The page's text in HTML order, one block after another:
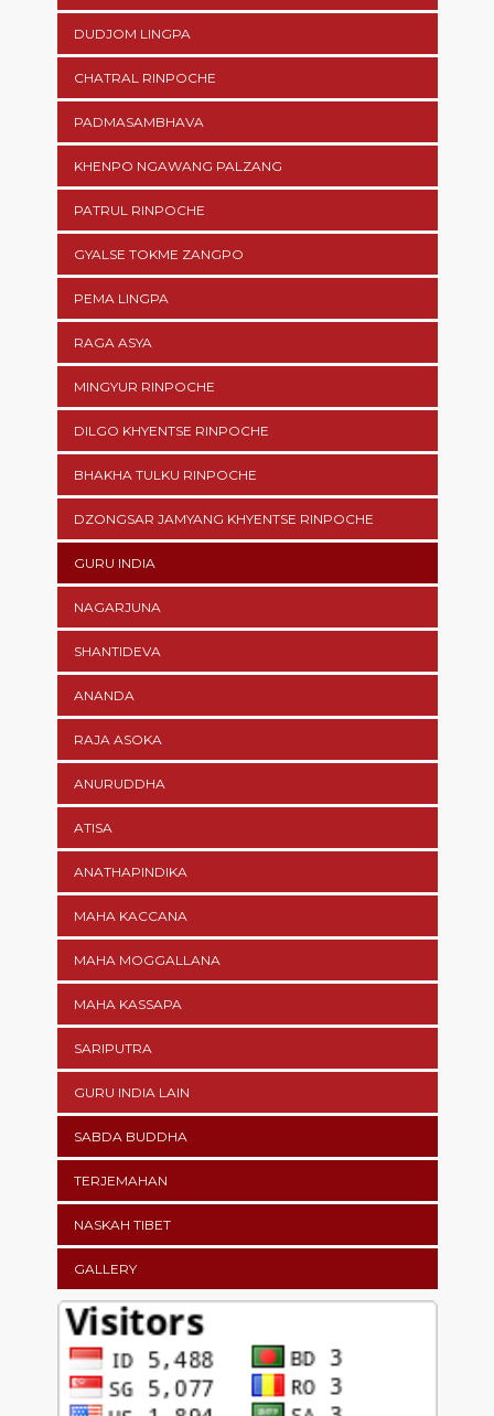
DUDJOM LINGPA
CHATRAL RINPOCHE
PADMASAMBHAVA
KHENPO NGAWANG PALZANG
PATRUL RINPOCHE
GYALSE TOKME ZANGPO
PEMA LINGPA
RAGA ASYA
MINGYUR RINPOCHE
DILGO KHYENTSE RINPOCHE
BHAKHA TULKU RINPOCHE
DZONGSAR JAMYANG KHYENTSE RINPOCHE
GURU INDIA
NAGARJUNA
SHANTIDEVA
ANANDA
RAJA ASOKA
ANURUDDHA
ATISA
ANATHAPINDIKA
MAHA KACCANA
MAHA MOGGALLANA
MAHA KASSAPA
SARIPUTRA
GURU INDIA LAIN
SABDA BUDDHA
TERJEMAHAN
NASKAH TIBET
GALLERY